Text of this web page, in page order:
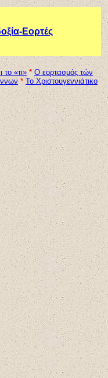
Εορτές
«τι» * Ο εορτασμός τών
* Το Χριστουγεννιάτικο